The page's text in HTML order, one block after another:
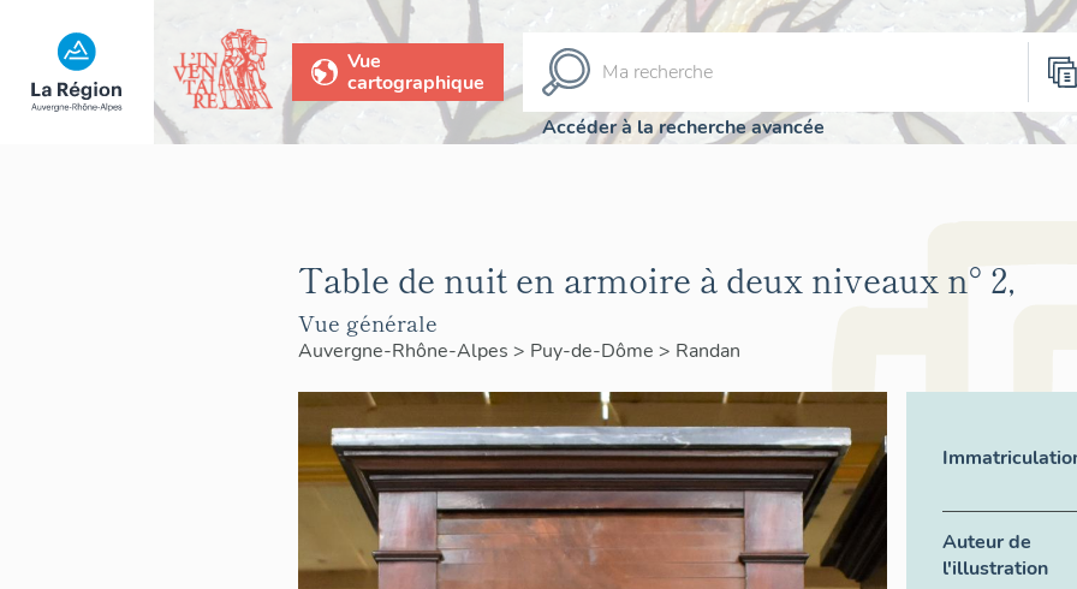
Vue
cartographique
Accéder à la recherche avancée
Table de nuit en armoire à deux niveaux n° 2,
Vue générale
Auvergne-Rhône-Alpes > Puy-de-Dôme > Randan
Auteur de
l'illustration